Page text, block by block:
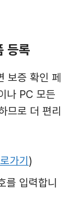
등록
보증 확인 페
나 PC 모든
므로 더 편리
가기)
를 입력합니